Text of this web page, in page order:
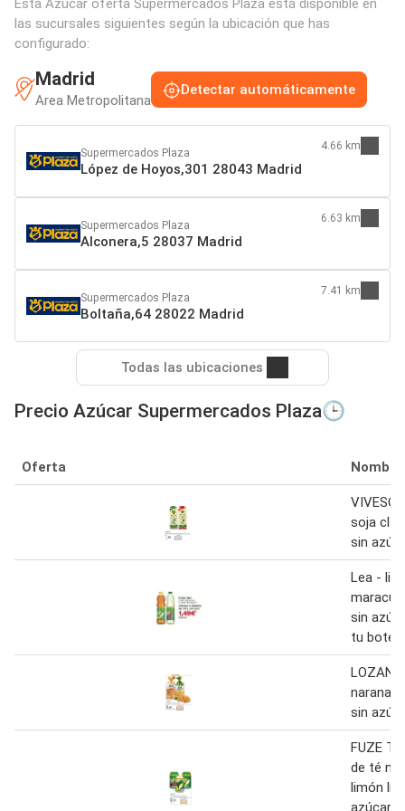
Esta Azúcar oferta Supermercados Plaza está disponible en
las sucursales siguientes según la ubicación que has
configurado:
Madrid
Area Metropolitana
Detectar automáticamente
Supermercados Plaza
López de Hoyos,301 28043 Madrid
4.66 km
Supermercados Plaza
Alconera,5 28037 Madrid
6.63 km
Supermercados Plaza
Boltaña,64 28022 Madrid
7.41 km
Todas las ubicaciones
Precio Azúcar Supermercados Plaza🕒
Oferta Nombre
soja
sin
Lea -
sin
tu
sin
FUZE
de té
limón
azúcar